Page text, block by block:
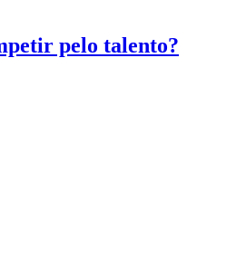
pelo talento?